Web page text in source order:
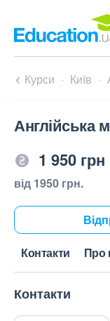
Курси Київ
Англійська
1 950
від 1950 грн.
Контакти Про
Контакти